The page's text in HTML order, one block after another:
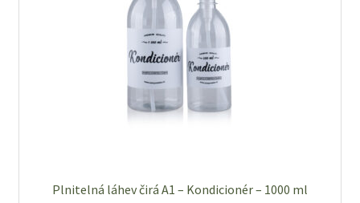
Odstoupení od smlouvy
Plnitelná láhev čirá A1 – Kondicionér – 1000 ml